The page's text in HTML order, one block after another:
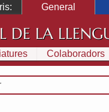
General
DE LA
Colaboradors